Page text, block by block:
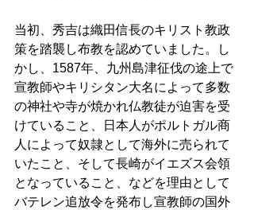
当初、秀吉は織田信長のキリスト教政
策を踏襲し布教を認めていました。し
かし、1587年、九州島津征伐の途上で
宣教師やキリシタン大名によって多数
の神社や寺が焼かれ仏教徒が迫害を受
けていること、日本人がポルトガル商
人によって奴隷として海外に売られて
いたこと、そして長崎がイエズス会領
となっていること、などを理由として
バテレン追放令を発布し宣教師の国外